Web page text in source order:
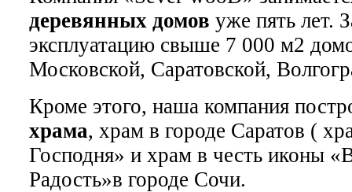
деревянных домов уже пять лет.
эксплуатацию свыше 7 000 м2
Московской, Саратовской,
Кроме этого, наша компания
храма, храм в городе Саратов (
Господня» и храм в честь иконы
Радость»в городе Сочи.